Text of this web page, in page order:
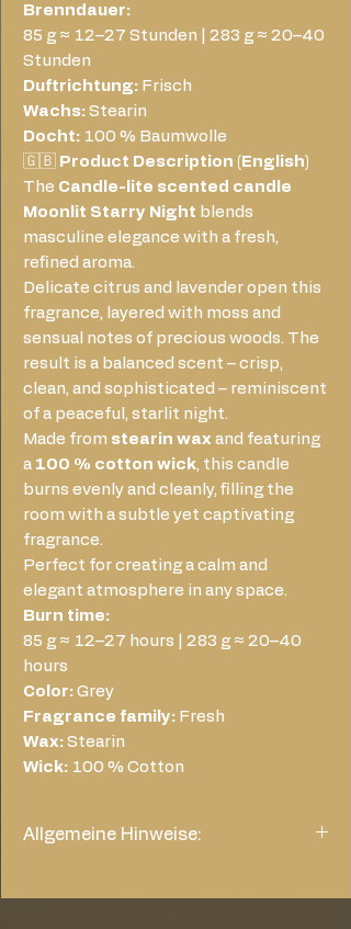
Brenndauer:
85 g ≈ 12–27 Stunden | 283 g ≈ 20–40
Stunden
Duftrichtung: Frisch
Wachs: Stearin
Docht: 100 % Baumwolle
🇬🇧 Product Description (English)
The Candle-lite scented candle
Moonlit Starry Night blends
masculine elegance with a fresh,
refined aroma.
Delicate citrus and lavender open this
fragrance, layered with moss and
sensual notes of precious woods. The
result is a balanced scent – crisp,
clean, and sophisticated – reminiscent
of a peaceful, starlit night.
Made from stearin wax and featuring
a 100 % cotton wick, this candle
burns evenly and cleanly, filling the
room with a subtle yet captivating
fragrance.
Perfect for creating a calm and
elegant atmosphere in any space.
Burn time:
85 g ≈ 12–27 hours | 283 g ≈ 20–40
hours
Color: Grey
Fragrance family: Fresh
Wax: Stearin
Wick: 100 % Cotton
Allgemeine Hinweise:
Entfernen Sie alle Verpackungen vor